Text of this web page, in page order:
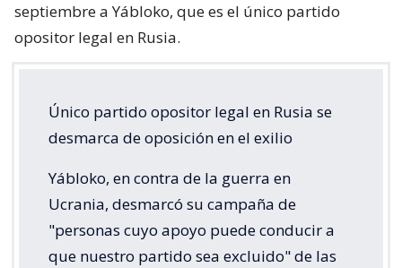
septiembre a Yábloko, que es el único partido
opositor legal en Rusia.
Único partido opositor legal en Rusia se
desmarca de oposición en el exilio
Yábloko, en contra de la guerra en
Ucrania, desmarcó su campaña de
"personas cuyo apoyo puede conducir a
que nuestro partido sea excluido" de las